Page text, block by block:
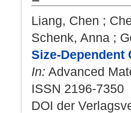
Liang, Chen ;
Schenk, Anna ;
In: Advanced
ISSN 2196-7350
DOI der